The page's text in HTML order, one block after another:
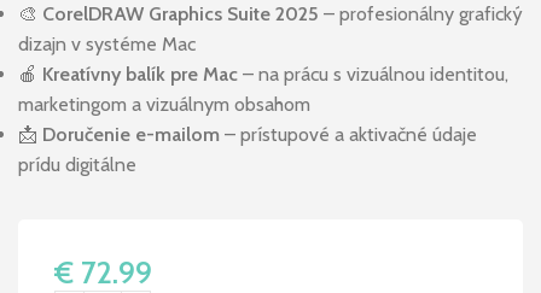
🎨 CorelDRAW Graphics Suite 2025 – profesionálny grafický
dizajn v systéme Mac
🍎 Kreatívny balík pre Mac – na prácu s vizuálnou identitou,
marketingom a vizuálnym obsahom
📩 Doručenie e-mailom – prístupové a aktivačné údaje
prídu digitálne
€ 72.99